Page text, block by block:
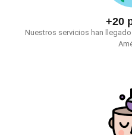
+20
Nuestros servicios han